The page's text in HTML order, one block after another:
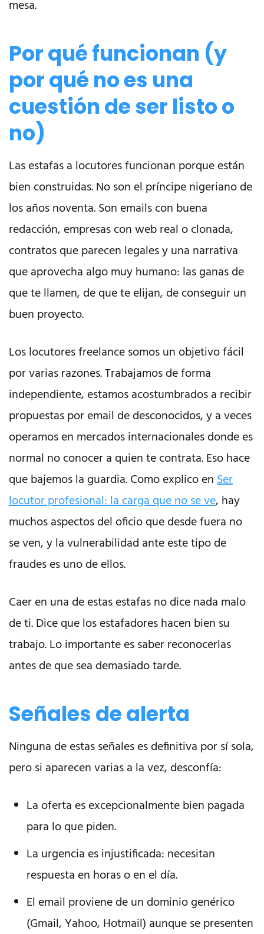
mesa.
Por qué funcionan (y
por qué no es una
cuestión de ser listo o
no)
Las estafas a locutores funcionan porque están
bien construidas. No son el príncipe nigeriano de
los años noventa. Son emails con buena
redacción, empresas con web real o clonada,
contratos que parecen legales y una narrativa
que aprovecha algo muy humano: las ganas de
que te llamen, de que te elijan, de conseguir un
buen proyecto.
Los locutores freelance somos un objetivo fácil
por varias razones. Trabajamos de forma
independiente, estamos acostumbrados a recibir
propuestas por email de desconocidos, y a veces
operamos en mercados internacionales donde es
normal no conocer a quien te contrata. Eso hace
que bajemos la guardia. Como explico enSer
locutor profesional: la carga que no se ve, hay
muchos aspectos del oficio que desde fuera no
se ven, y la vulnerabilidad ante este tipo de
fraudes es uno de ellos.
Caer en una de estas estafas no dice nada malo
de ti. Dice que los estafadores hacen bien su
trabajo. Lo importante es saber reconocerlas
antes de que sea demasiado tarde.
Señales de alerta
Ninguna de estas señales es definitiva por sí sola,
pero si aparecen varias a la vez, desconfía:
La oferta es excepcionalmente bien pagada
para lo que piden.
La urgencia es injustificada: necesitan
respuesta en horas o en el día.
El email proviene de un dominio genérico
(Gmail, Yahoo, Hotmail) aunque se presenten